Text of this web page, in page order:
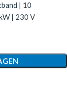
| 10
| 230 V